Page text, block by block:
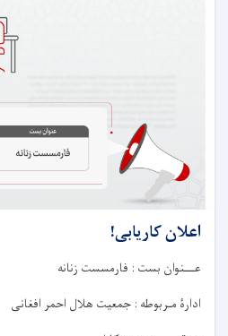
اعلان کاریابی!
عـــنوان بست : فارمسست زنانه
ادارۀ مـربوطه : جمعیت هلال